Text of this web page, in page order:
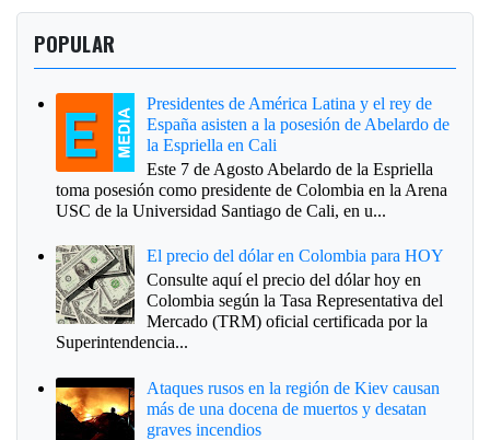
POPULAR
Presidentes de América Latina y el rey de
España asisten a la posesión de Abelardo de
la Espriella en Cali
Este 7 de Agosto Abelardo de la Espriella
toma posesión como presidente de Colombia en la Arena
USC de la Universidad Santiago de Cali, en u...
El precio del dólar en Colombia para HOY
Consulte aquí el precio del dólar hoy en
Colombia según la Tasa Representativa del
Mercado (TRM) oficial certificada por la
Superintendencia...
Ataques rusos en la región de Kiev causan
más de una docena de muertos y desatan
graves incendios